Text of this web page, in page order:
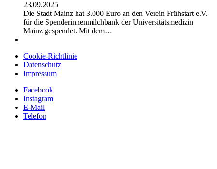
23.09.2025
Die Stadt Mainz hat 3.000 Euro an den Verein Frühstart e.V.
für die Spenderinnenmilchbank der Universitätsmedizin
Mainz gespendet. Mit dem…
Cookie-Richtlinie
Datenschutz
Impressum
Facebook
Instagram
E-Mail
Telefon